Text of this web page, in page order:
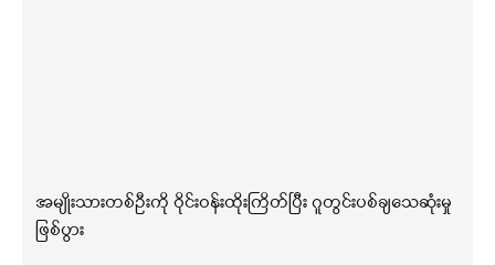
အမျိုးသားတစ်ဦးကို ဝိုင်းဝန်းထိုးကြိတ်ပြီး ဂူတွင်းပစ်ချသေဆုံးမှု
ဖြစ်ပွား